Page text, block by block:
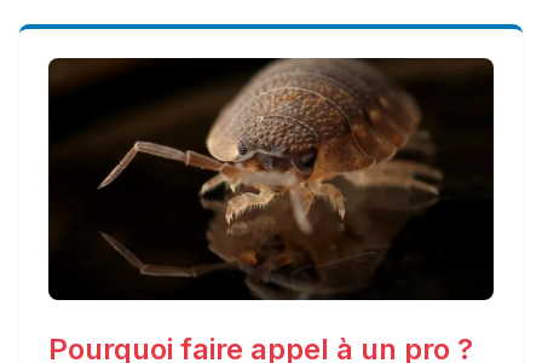
Pourquoi faire appel à un pro ?